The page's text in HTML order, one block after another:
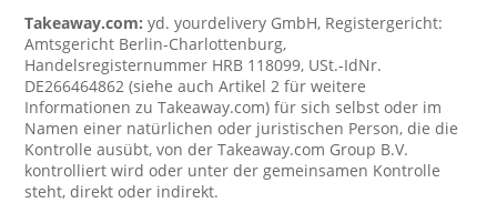
Takeaway.com:yd. yourdelivery GmbH, Registergericht:
Amtsgericht Berlin-Charlottenburg,
Handelsregisternummer HRB 118099, USt.-IdNr.
DE266464862 (siehe auch Artikel 2 für weitere
Informationen zu Takeaway.com) für sich selbst oder im
Namen einer natürlichen oder juristischen Person, die die
Kontrolle ausübt, von der Takeaway.com Group B.V.
kontrolliert wird oder unter der gemeinsamen Kontrolle
steht, direkt oder indirekt.